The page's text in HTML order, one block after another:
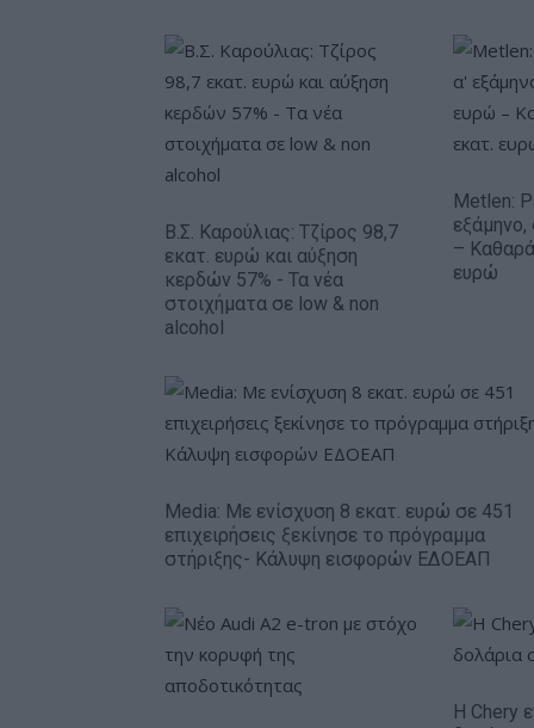
Β.Σ. Καρούλιας: Τζίρος 98,7
εκατ. ευρώ και αύξηση
κερδών 57% - Τα νέα
στοιχήματα σε low & non
alcohol
Metlen:
–
ευρώ
Media: Με ενίσχυση 8 εκατ. ευρώ σε 451
επιχειρήσεις ξεκίνησε το πρόγραμμα
στήριξης- Κάλυψη εισφορών ΕΔΟΕΑΠ
Η Chery